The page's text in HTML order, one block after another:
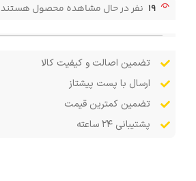
19 نفر در حال مشاهده محصول هستند
تضمین اصالت و کیفیت کالا
ارسال با پست پیشتاز
تضمین کمترین قیمت
پشتیبانی ۲۴ ساعته